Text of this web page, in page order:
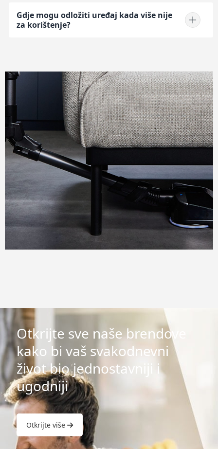
Gdje mogu odložiti uređaj kada više nije
za korištenje?
Otkrijte sve naše brendove
kako bi vaš svakodnevni
život bio jednostavniji i
ugodniji
Otkrijte više